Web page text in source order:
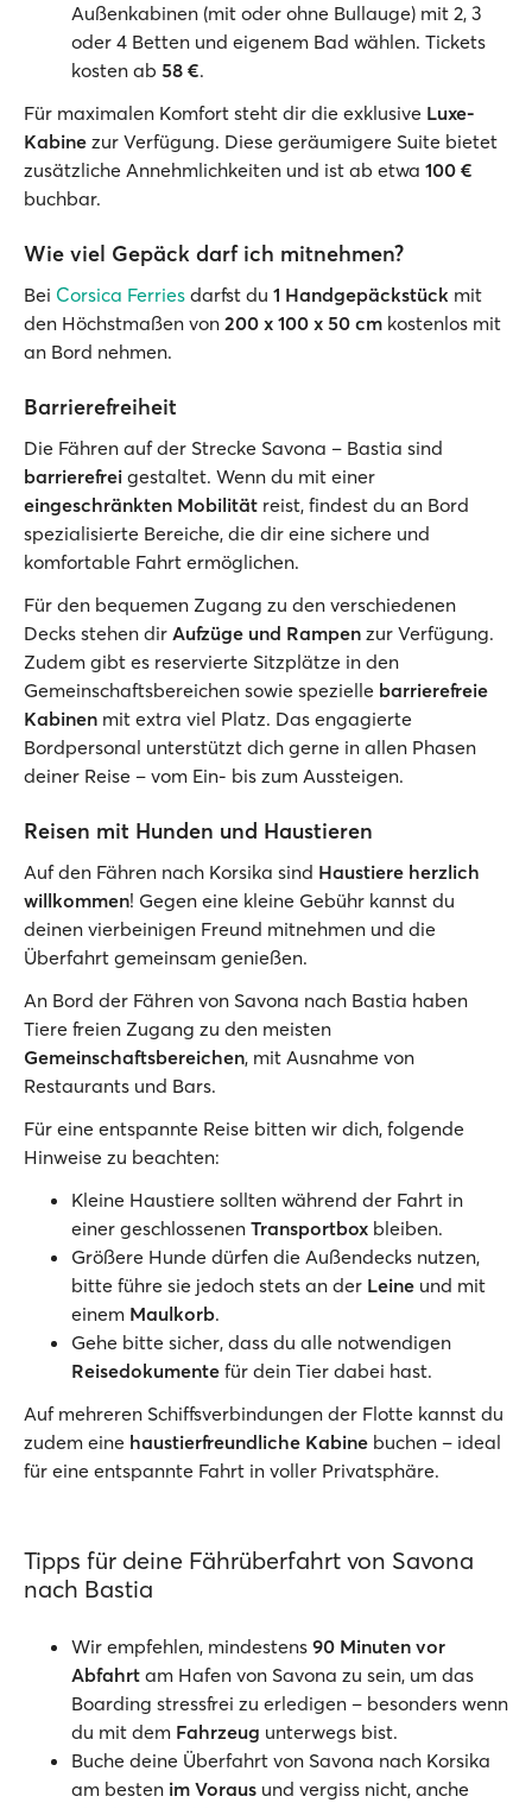
Außenkabinen (mit oder ohne Bullauge) mit 2, 3
oder 4 Betten und eigenem Bad wählen. Tickets
kosten ab 58 €.
Für maximalen Komfort steht dir die exklusive Luxe-
Kabine zur Verfügung. Diese geräumigere Suite bietet
zusätzliche Annehmlichkeiten und ist ab etwa 100 €
buchbar.
Wie viel Gepäck darf ich mitnehmen?
Bei Corsica Ferries darfst du 1 Handgepäckstück mit
den Höchstmaßen von 200 x 100 x 50 cm kostenlos mit
an Bord nehmen.
Barrierefreiheit
Die Fähren auf der Strecke Savona – Bastia sind
barrierefrei gestaltet. Wenn du mit einer
eingeschränkten Mobilität reist, findest du an Bord
spezialisierte Bereiche, die dir eine sichere und
komfortable Fahrt ermöglichen.
Für den bequemen Zugang zu den verschiedenen
Decks stehen dir Aufzüge und Rampen zur Verfügung.
Zudem gibt es reservierte Sitzplätze in den
Gemeinschaftsbereichen sowie spezielle barrierefreie
Kabinen mit extra viel Platz. Das engagierte
Bordpersonal unterstützt dich gerne in allen Phasen
deiner Reise – vom Ein- bis zum Aussteigen.
Reisen mit Hunden und Haustieren
Auf den Fähren nach Korsika sind Haustiere herzlich
willkommen! Gegen eine kleine Gebühr kannst du
deinen vierbeinigen Freund mitnehmen und die
Überfahrt gemeinsam genießen.
An Bord der Fähren von Savona nach Bastia haben
Tiere freien Zugang zu den meisten
Gemeinschaftsbereichen, mit Ausnahme von
Restaurants und Bars.
Für eine entspannte Reise bitten wir dich, folgende
Hinweise zu beachten:
Kleine Haustiere sollten während der Fahrt in
einer geschlossenen Transportbox bleiben.
Größere Hunde dürfen die Außendecks nutzen,
bitte führe sie jedoch stets an der Leine und mit
einem Maulkorb.
Gehe bitte sicher, dass du alle notwendigen
Reisedokumente für dein Tier dabei hast.
Auf mehreren Schiffsverbindungen der Flotte kannst du
zudem eine haustierfreundliche Kabine buchen – ideal
für eine entspannte Fahrt in voller Privatsphäre.
Tipps für deine Fährüberfahrt von Savona
nach Bastia
Wir empfehlen, mindestens 90 Minuten vor
Abfahrt am Hafen von Savona zu sein, um das
Boarding stressfrei zu erledigen – besonders wenn
du mit dem Fahrzeug unterwegs bist.
Buche deine Überfahrt von Savona nach Korsika
am besten im Voraus und vergiss nicht, anche